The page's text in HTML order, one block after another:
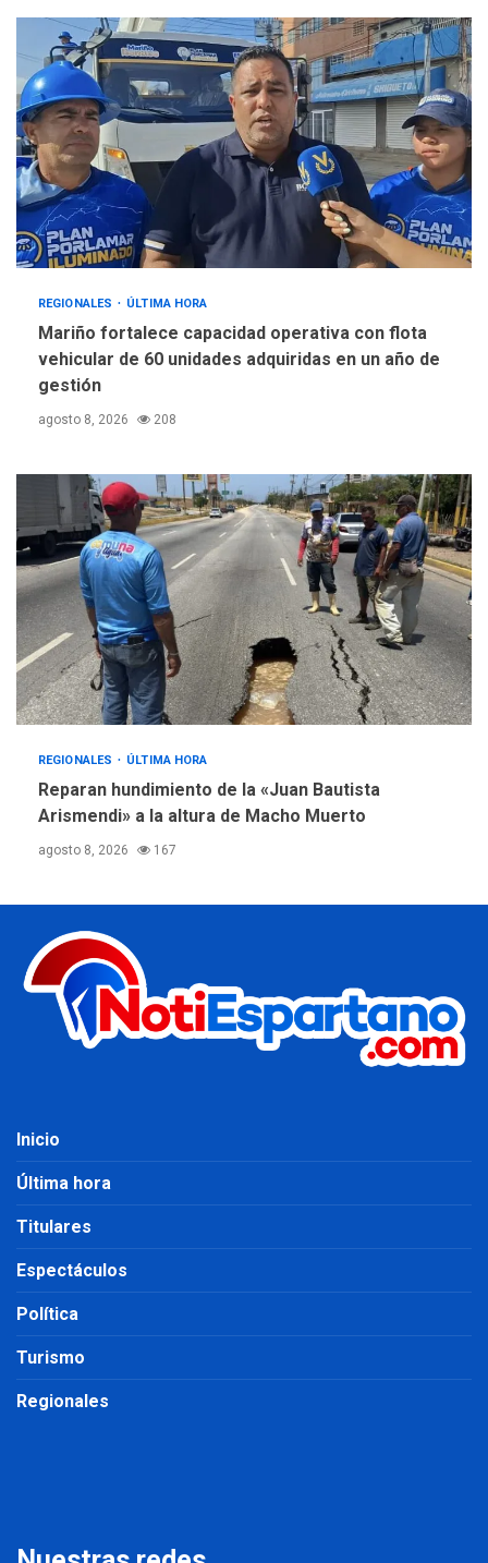
REGIONALES ÚLTIMA HORA
Mariño fortalece capacidad operativa con flota
vehicular de 60 unidades adquiridas en un año de
gestión
agosto 8, 2026 208
REGIONALES ÚLTIMA HORA
Reparan hundimiento de la «Juan Bautista
Arismendi» a la altura de Macho Muerto
agosto 8, 2026 167
Inicio
Última hora
Titulares
Espectáculos
Política
Turismo
Regionales